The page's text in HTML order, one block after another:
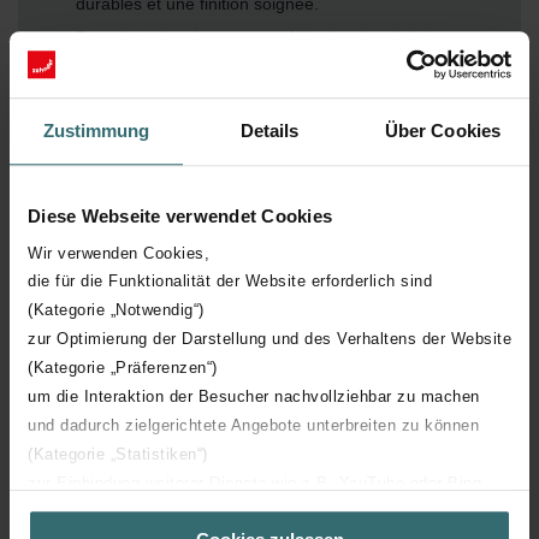
Zustimmung Details Über Cookies
Diese Webseite verwendet Cookies
Wir verwenden Cookies,
die für die Funktionalität der Website erforderlich sind
(Kategorie „Notwendig“)
zur Optimierung der Darstellung und des Verhaltens der Website
(Kategorie „Präferenzen“)
um die Interaktion der Besucher nachvollziehbar zu machen
und dadurch zielgerichtete Angebote unterbreiten zu können
(Kategorie „Statistiken“)
(Kategorie „Marketing“)
Flux d’air silencieux et contrôlé – la géométrie interne
conçue soutient une ventilation silencieuse et efficace
Intégration professionnelle sans faille – équipé d’un
Finitions intemporelles – disponible en blanc mat et
et minimalistes.
Téléchargements